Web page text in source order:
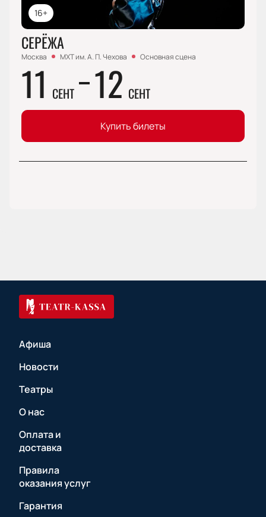
16+
СЕРЁЖА
Москва МХТ им. А. П. Чехова Основная сцена
11 СЕНТ 12 СЕНТ
Купить билеты
Афиша
Новости
Театры
О нас
Оплата и
доставка
Правила
оказания услуг
Гарантия